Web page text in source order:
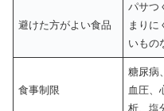
避けた方がよい食品
パサつ
まりに
いもの
食事制限
糖尿病
血圧、
析、塩